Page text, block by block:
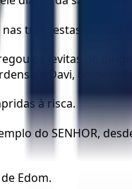
três festas anuais:
os levitas de
de Davi, homem
à risca.
do SENHOR,
Edom.